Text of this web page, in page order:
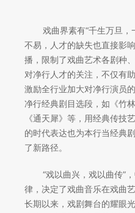
戏曲界素有“千生万旦
不易，人才的缺失也直接影
播，限制了戏曲艺术各剧种
对净行人才的关注，不仅有
激励全行业加大对净行演员
净行经典剧目选段，如《竹
《通天犀》等，用经典传技
的时代表达也为本行当经典
了新路径。
“戏以曲兴，戏以曲传”
律，决定了戏曲音乐在戏曲
长期以来，戏剧舞台的耀眼